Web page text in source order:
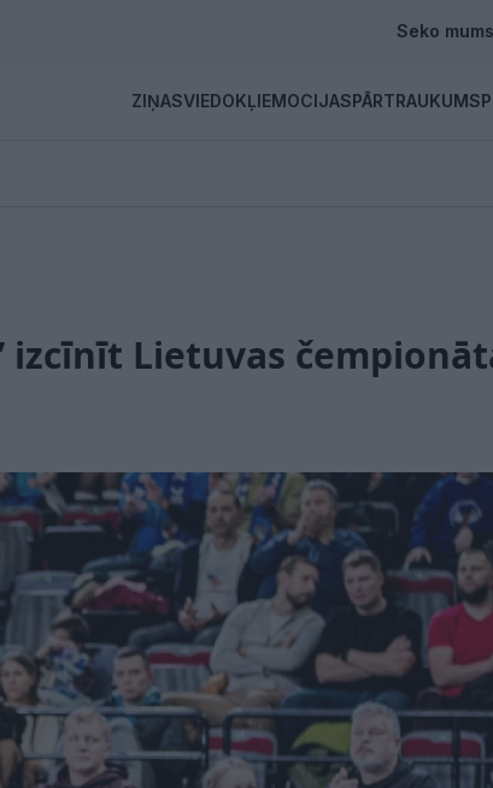
Seko mums
ZIŅASVIEDOKĻIEMOCIJASPĀRTRAUKUMS
izcīnīt Lietuvas